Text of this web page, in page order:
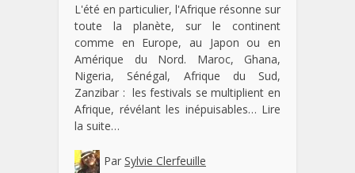
L'été en particulier, l'Afrique résonne sur
toute la planète, sur le continent
comme en Europe, au Japon ou en
Amérique du Nord. Maroc, Ghana,
Nigeria, Sénégal, Afrique du Sud,
Zanzibar : les festivals se multiplient en
Afrique, révélant les inépuisables… Lire
la suite…
Par Sylvie Clerfeuille